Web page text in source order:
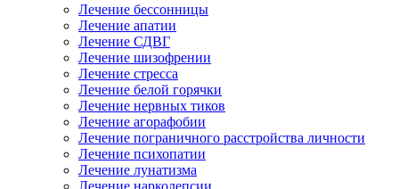
Лечение бессонницы
Лечение апатии
Лечение СДВГ
Лечение шизофрении
Лечение стресса
Лечение белой горячки
Лечение нервных тиков
Лечение агорафобии
Лечение пограничного расстройства личности
Лечение психопатии
Лечение лунатизма
Лечение нарколепсии